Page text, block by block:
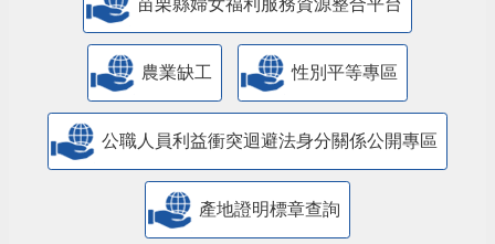
苗栗縣婦女福利服務資源整合平台
農業缺工 性別平等專區
公職人員利益衝突迴避法身分關係公開專區
產地證明標章查詢